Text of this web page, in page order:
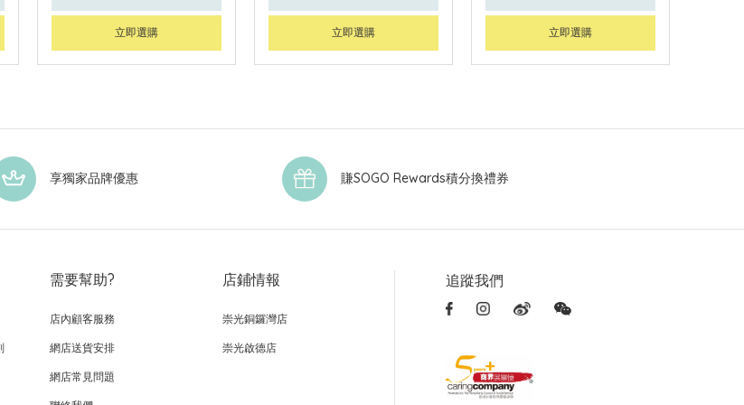
立即選購 立即選購 立即選購
享獨家品牌優惠 賺SOGO Rewards積分換禮券
需要幫助?
店內顧客服務
網店送貨安排
網店常見問題
店鋪情報
崇光銅鑼灣店
崇光啟德店
追蹤我們